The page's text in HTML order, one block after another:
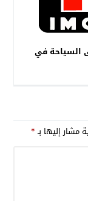
السياحة في
مشار إليها بـ*